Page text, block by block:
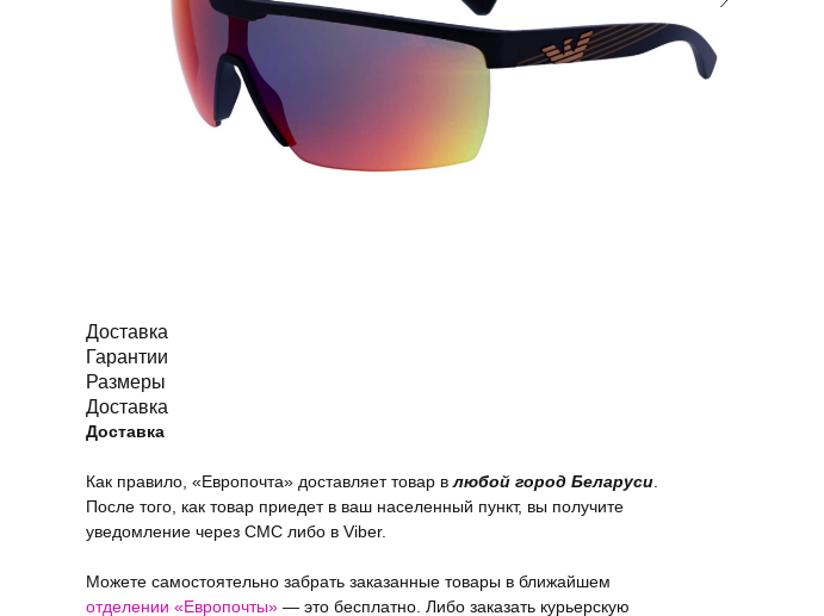
Доставка
Гарантии
Размеры
Доставка
Доставка
Как правило, «Европочта» доставляет товар влюбой город Беларуси
После того, как товар приедет в ваш населенный пункт, вы получите
уведомление через СМС либо в Viber.
Можете самостоятельно забрать заказанные товары в ближайшем
отделении «Европочты» — это бесплатно. Либо заказать курьерскую